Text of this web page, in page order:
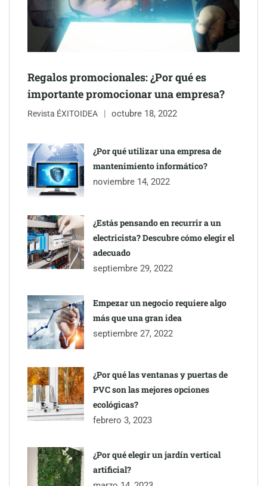
inmobiliarios: hasta 82% de ahorro por cobro
Gestoría Online reduce a unas horas el alta de autónomo
Regalos promocionales: ¿Por qué es
importante promocionar una empresa?
Revista ÉXITOIDEA octubre 18, 2022
¿Por qué utilizar una empresa de
mantenimiento informático?
noviembre 14, 2022
¿Estás pensando en recurrir a un
electricista? Descubre cómo elegir el
adecuado
septiembre 29, 2022
Empezar un negocio requiere algo
más que una gran idea
septiembre 27, 2022
¿Por qué las ventanas y puertas de
PVC son las mejores opciones
ecológicas?
febrero 3, 2023
¿Por qué elegir un jardín vertical
artificial?